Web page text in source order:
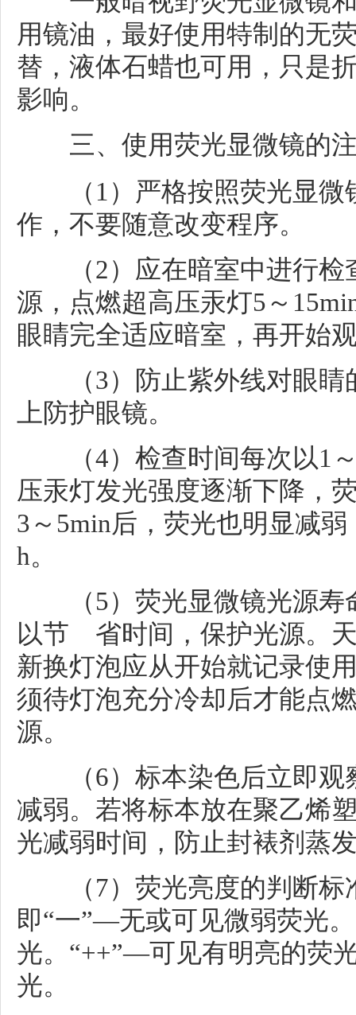
用镜油，最好使用特制的无
替，液体石蜡也可用，只是
影响。
三、使用荧光显微镜的
（1）严格按照荧光显微
作，不要随意改变程序。
（2）应在暗室中进行检
源，点燃超高压汞灯5～
眼睛完全适应暗室，再开始
（3）防止紫外线对眼睛
上防护眼镜。
（4）检查时间每次以1～
压汞灯发光强度逐渐下降，
3～5min后，荧光也明显减
h。
（5）荧光显微镜光源寿
以节 省时间，保护光源。
新换灯泡应从开始就记录使
须待灯泡充分冷却后才能点
源。
（6）标本染色后立即观
减弱。若将标本放在聚乙烯
光减弱时间，防止封裱剂蒸
（7）荧光亮度的判断标
即“一”―无或可见微弱荧光
光。“++”―可见有明亮的荧
光。